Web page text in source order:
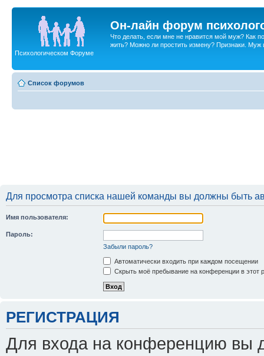
Он-лайн форум
Что делать, если мне не нравится мой муж? Как
жить? Можно ли простить измену? Признаки. Муж
Психологическом Форуме
Список форумов
Для просмотра списка нашей команды вы должны быть
Имя пользователя:
Пароль:
Забыли пароль?
Автоматически входить при каждом посещении
Скрыть моё пребывание на конференции в этот
РЕГИСТРАЦИЯ
Для входа на конференцию вы